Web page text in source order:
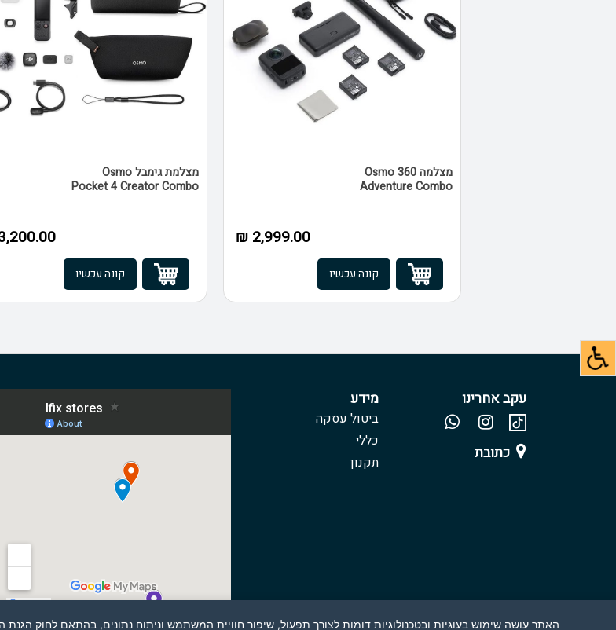
מצלמה Osmo 360
Adventure Combo
2,999.00 ₪
קונה עכשיו
מצלמת גימבל Osmo
Pocket 4 Creator Combo
₪
קונה עכשיו
עקב אחרינו
כתובת
מידע
ביטול עסקה
כללי
תקנון
האתר עושה שימוש בעוגיות ובטכנולוגיות דומות לצורך תפעול, שיפור חוויית המשתמש וניתוח נתונים, בהתאם לחוק